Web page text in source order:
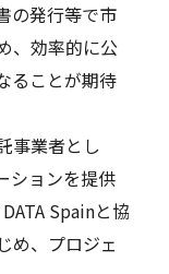
の発行等で市
、効率的に公
ることが期待
事業者とし
ションを提供
Spainと協
め、プロジェ